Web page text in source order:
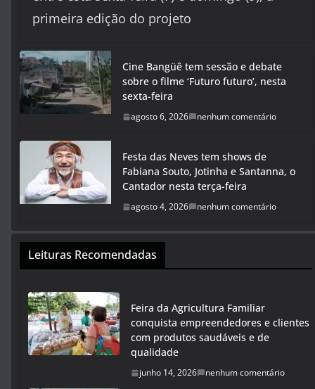
primeira edição do projeto
Cine Bangüê tem sessão e debate
sobre o filme ‘Futuro futuro’, nesta
sexta-feira
agosto 6, 2026 nenhum comentário
Festa das Neves tem shows de
Fabiana Souto, Jotinha e Santanna, o
Cantador nesta terça-feira
agosto 4, 2026 nenhum comentário
Leituras Recomendadas
Feira da Agricultura Familiar
conquista empreendedores e clientes
com produtos saudáveis e de
qualidade
junho 14, 2026 nenhum comentário